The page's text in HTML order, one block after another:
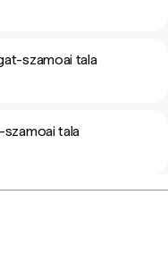
szamoai tala
tala